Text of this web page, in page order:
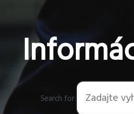
Search for: